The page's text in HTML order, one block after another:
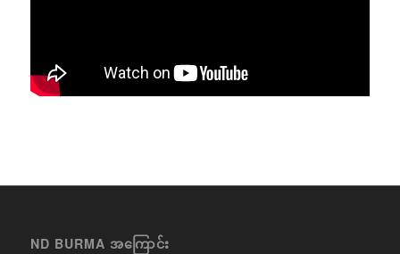
ND BURMA အကြောင်း